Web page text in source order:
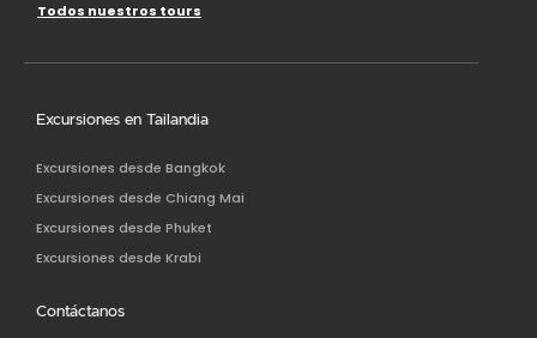
Todos nuestros tours
Excursiones en Tailandia
Excursiones desde Bangkok
Excursiones desde Chiang Mai
Excursiones desde Phuket
Excursiones desde Krabi
Contáctanos